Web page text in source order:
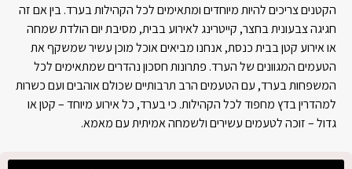
הקטנים צריכים להיות מיוחדים ומתאימים לכל הקהילות בערד. בין אם זה
חגיגה צבעונית בחצר, קייטרינג לאירוע בבית, מסיבת יום הולדת שמחה
או אירוע קטן בבית כנסת, אנחנו מביאים אוכל מוכן עשיר שמשקף את
הטעמים המגוונים של הערד. פתרונות חסכון נהדרים שמתאימים לכל
המשפחות בערד, עם הטעמים הרב תרבותיים שכולם אוהבים ועם כשרות
למהדרין בדץ מחפוד לכל הקהילות. כי בערד, כל אירוע מיוחד – קטן או
גדול – זוכה לטעמים עשירים ולשמחה אמיתית עם מאמא.